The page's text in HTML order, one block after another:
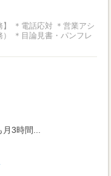
】 ＊電話応対 ＊営業アシ
＊目論見書・パンフレ
月3時間...